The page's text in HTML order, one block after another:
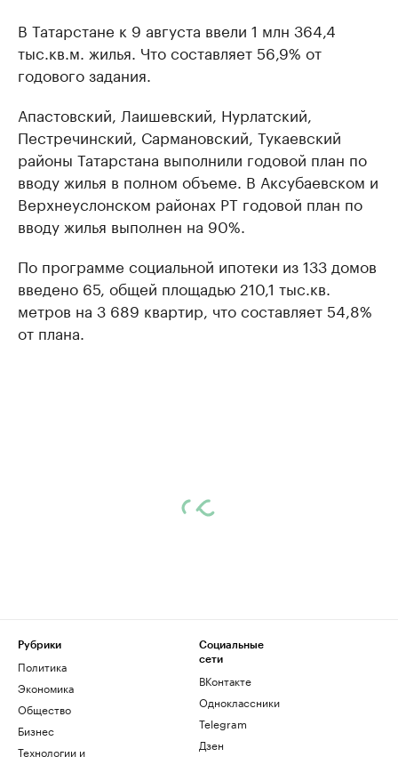
В Татарстане к 9 августа ввели 1 млн 364,4
тыс.кв.м. жилья. Что составляет 56,9% от
годового задания.
Апастовский, Лаишевский, Нурлатский,
Пестречинский, Сармановский, Тукаевский
районы Татарстана выполнили годовой план по
вводу жилья в полном объеме. В Аксубаевском и
Верхнеуслонском районах РТ годовой план по
вводу жилья выполнен на 90%.
По программе социальной ипотеки из 133 домов
введено 65, общей площадью 210,1 тыс.кв.
метров на 3 689 квартир, что составляет 54,8%
от плана.
Рубрики
Политика
Экономика
Общество
Бизнес
Технологии и
Социальные
сети
ВКонтакте
Одноклассники
Telegram
Дзен